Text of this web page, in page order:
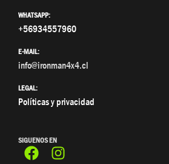
WHATSAPP:
+56934557960
E-MAIL:
info@ironman4x4.cl
LEGAL:
Políticas y privacidad
SIGUENOS EN